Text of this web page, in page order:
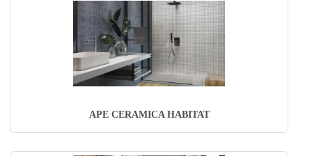
APE CERAMICA HABITAT